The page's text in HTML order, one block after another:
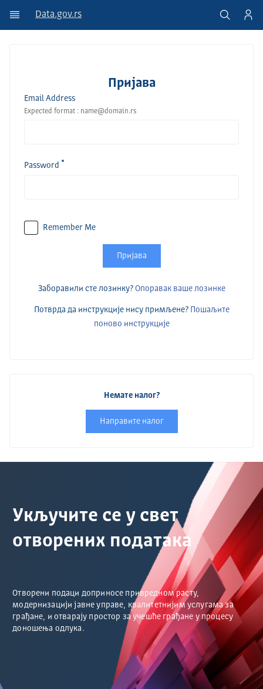
Data.gov.rs
Пријава
Email Address
Expected format : name@domain.rs
Password
Remember Me
Пријава
Заборавили сте лозинку? Опоравак ваше лозинке
Потврда да инструкције нису примљене?
Пошаљите
поново инструкције
Немате налог?
Направите налог
Укључите се у свет
отворених података
Отворени подаци доприносе привредном расту,
модернизацији јавне управе, квалитетнијим услугама за
грађане, и отварају простор за учешће грађане у процесу
доношења одлука.